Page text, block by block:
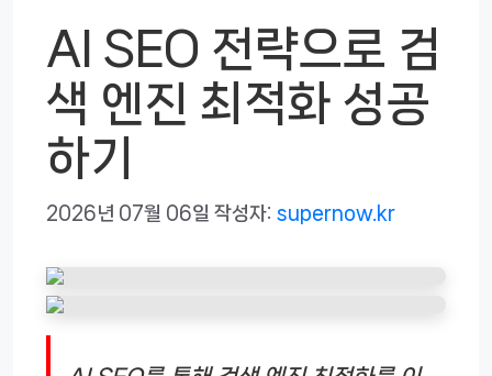
AI SEO 전략으로 검
색 엔진 최적화 성공
하기
2026년 07월 06일 작성자: supernow.kr